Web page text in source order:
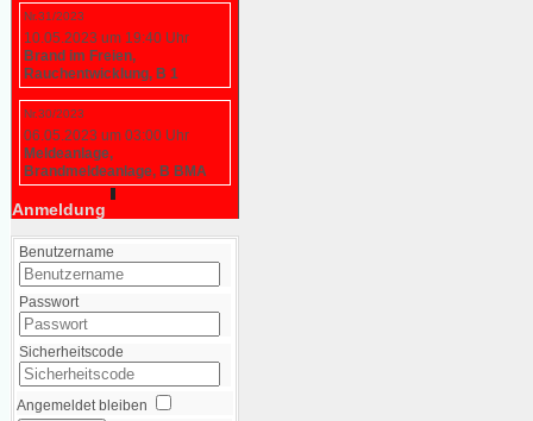
Nr.31/2023
10.05.2023 um 19:40 Uhr
Brand im Freien,
Rauchentwicklung, B 1
Nr.30/2023
06.05.2023 um 03:00 Uhr
Meldeanlage,
Brandmeldeanlage, B BMA
Anmeldung
Benutzername
Passwort
Sicherheitscode
Angemeldet bleiben